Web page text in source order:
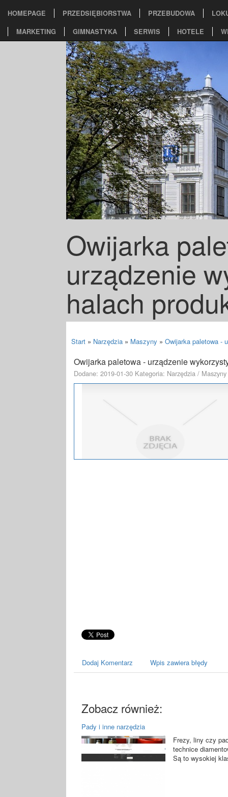
HOMEPAGE PRZEDSIĘBIORSTWA PRZEBUDOWA
MARKETING
GIMNASTYKA SERWIS HOTELE
Owijarka
urządzenie
halach
Start » Narzędzia » Maszyny » Owijarka paletowa -
Owijarka paletowa - urządzenie
Dodane: 2019-01-30 Kategoria: Narzędzia / Maszyny
Dodaj Komentarz Wpis zawiera błędy
Zobacz również:
Pady i inne narzędzia
Frezy, liny czy
technice
Są to wysokiej